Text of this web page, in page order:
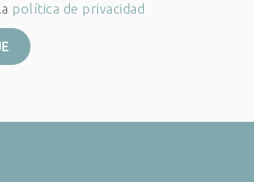
política de privacidad